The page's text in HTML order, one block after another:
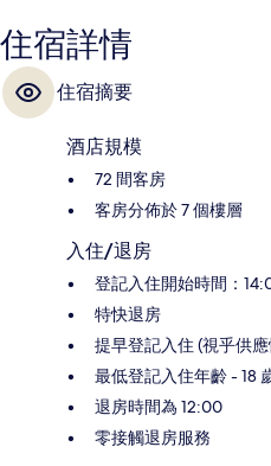
住宿詳情
住宿摘要
酒店規模
72 間客房
客房分佈於 7 個樓層
入住/退房
登記入住開始時間：
特快退房
提早登記入住 (視乎供
最低登記入住年齡 - 18
退房時間為 12:00
零接觸退房服務